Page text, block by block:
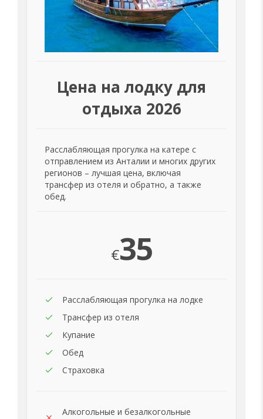
Цена на лодку для
отдыха 2026
Расслабляющая прогулка на катере с
отправлением из Анталии и многих других
регионов – лучшая цена, включая
трансфер из отеля и обратно, а также
обед.
€35
Расслабляющая прогулка на лодке
Трансфер из отеля
Купание
Обед
Страховка
Алкогольные и безалкогольные